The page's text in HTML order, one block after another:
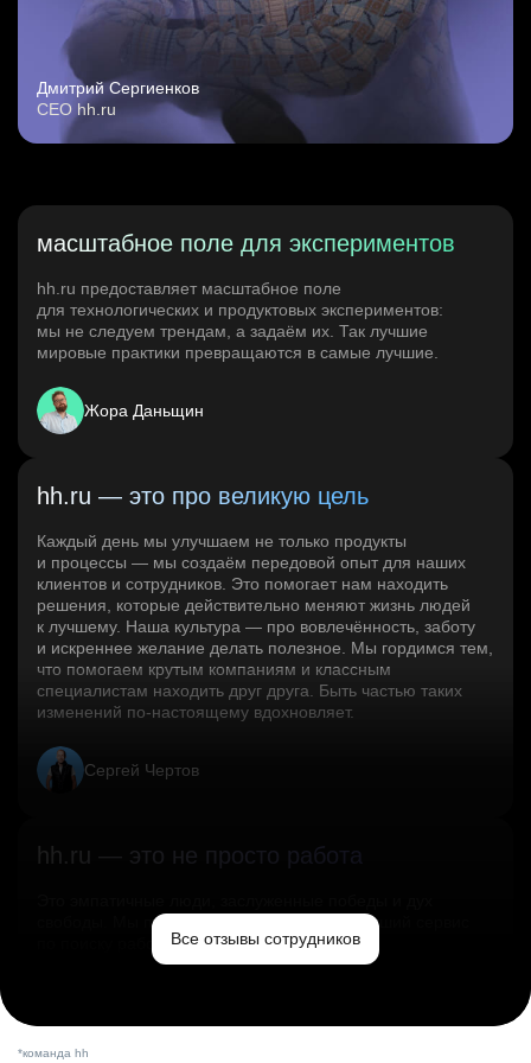
Дмитрий Сергиенков
CEO hh.ru
масштабное поле для экспериментов
hh.ru предоставляет масштабное поле
для технологических и продуктовых экспериментов:
мы не следуем трендам, а задаём их. Так лучшие
мировые практики превращаются в самые лучшие.
Жора Даньщин
hh.ru — это про великую цель
Каждый день мы улучшаем не только продукты
и процессы — мы создаём передовой опыт для наших
клиентов и сотрудников. Это помогает нам находить
решения, которые действительно меняют жизнь людей
к лучшему. Наша культура — про вовлечённость, заботу
и искреннее желание делать полезное. Мы гордимся тем,
что помогаем крутым компаниям и классным
специалистам находить друг друга. Быть частью таких
изменений по‑настоящему вдохновляет.
Сергей Чертов
hh.ru — это не просто работа
свободы. Мы помогаем миру и создаём лучший сервис
по поиску работы в стране.Все отзывы сотрудников
*команда hh